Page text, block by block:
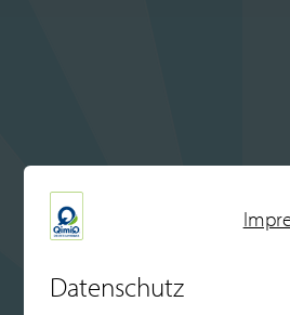
Datenschutz